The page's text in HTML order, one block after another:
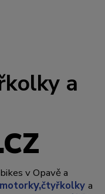
a
v Opavě a
motorky,čtyřkolkya